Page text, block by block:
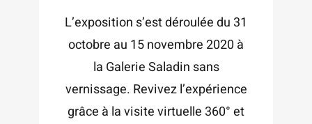
L’exposition s’est déroulée du 31
octobre au 15 novembre 2020 à
la Galerie Saladin sans
vernissage. Revivez l’expérience
grâce à la visite virtuelle 360° et